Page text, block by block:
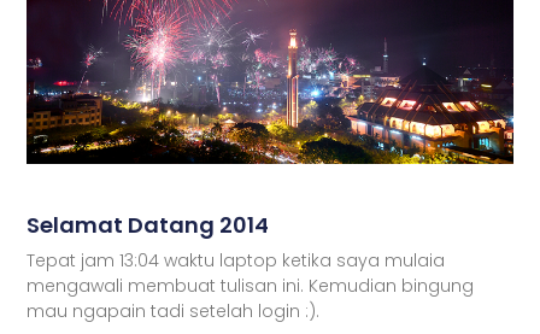
Selamat Datang 2014
Tepat jam 13:04 waktu laptop ketika saya mulaia
mengawali membuat tulisan ini. Kemudian bingung
mau ngapain tadi setelah login :).